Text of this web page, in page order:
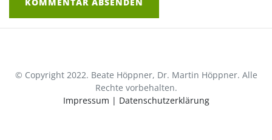
© Copyright 2022. Beate Höppner, Dr. Martin Höppner. Alle
Rechte vorbehalten.
Impressum | Datenschutzerklärung